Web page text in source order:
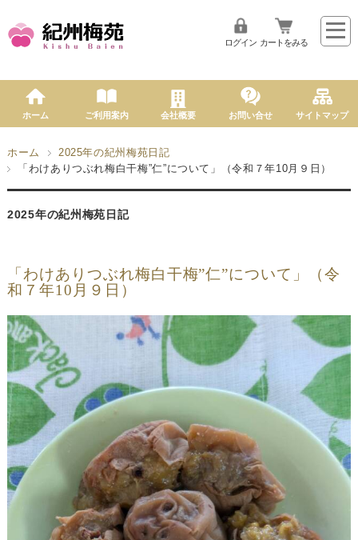
ログイン カートをみる
ホーム ご利用案内 会社概要 お問い合せ サイトマップ
ホーム
2025年の紀州梅苑日記
「わけありつぶれ梅白干梅”仁”について」（令和７年10月９日）
2025年の紀州梅苑日記
「わけありつぶれ梅白干梅”仁”について」（令
和７年10月９日）